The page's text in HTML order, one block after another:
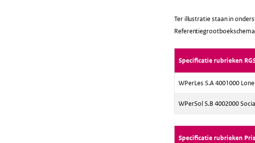
Ter illustratie staan in
Specificatie rubrieken
WPerLes S.A 4001000
WPerSol S.B 4002000
Specificatie rubrieken